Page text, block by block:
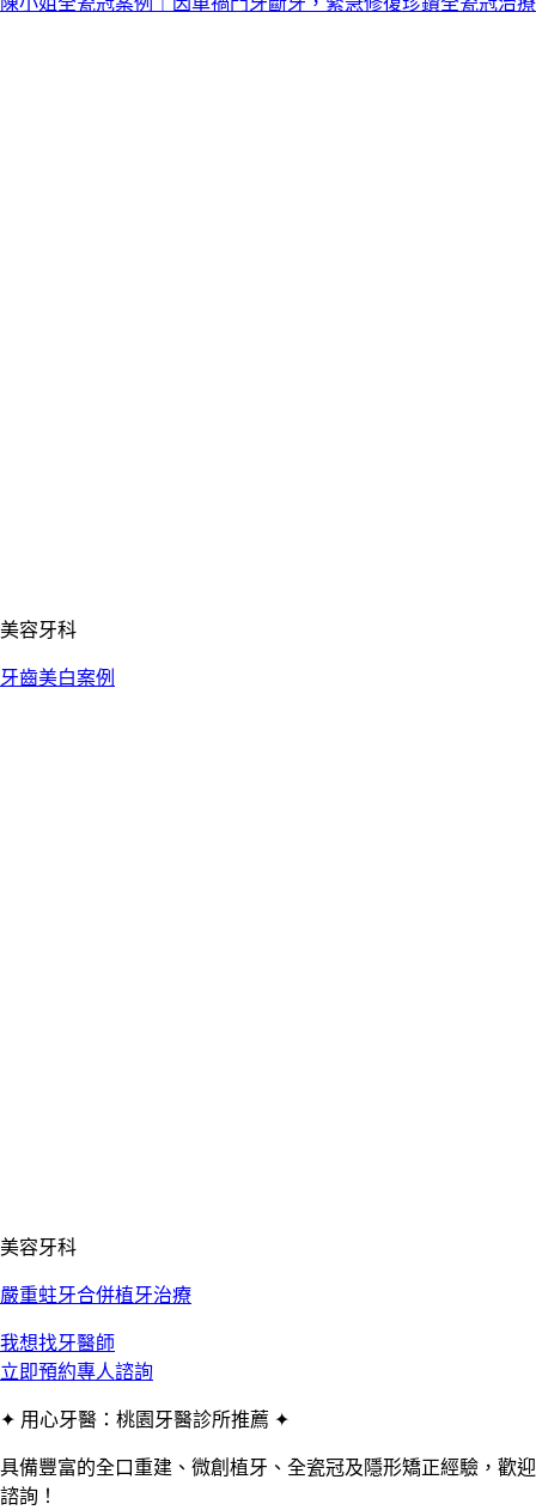
美容牙科
牙齒美白案例
美容牙科
嚴重蛀牙合併植牙治療
我想找牙醫師
立即預約專人諮詢
✦ 用心牙醫：桃園牙醫診所推薦 ✦
具備豐富的全口重建、微創植牙、全瓷冠及隱形矯正經驗，歡迎
諮詢！